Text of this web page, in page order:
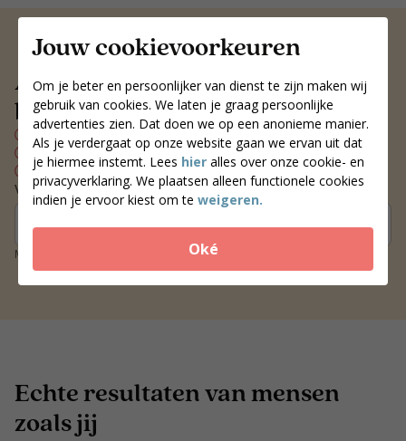
Jouw cookievoorkeuren
Om je beter en persoonlijker van dienst te zijn maken wij
gebruik van cookies. We laten je graag persoonlijke
advertenties zien. Dat doen we op een anonieme manier.
Als je verdergaat op onze website gaan we ervan uit dat
je hiermee instemt. Lees hier alles over onze cookie- en
privacyverklaring. We plaatsen alleen functionele cookies
indien je ervoor kiest om te weigeren.
Oké
Altijd een voedingscoach
bij jou in de buurt
Persoonlijk voedingsplan
Wekelijks contact met je coach
Blijvend resultaat
Vind een coach bij jou in de buurt
Zoek coaches
Meer dan 250 locaties door heel Nederland
Echte resultaten van mensen
zoals jij